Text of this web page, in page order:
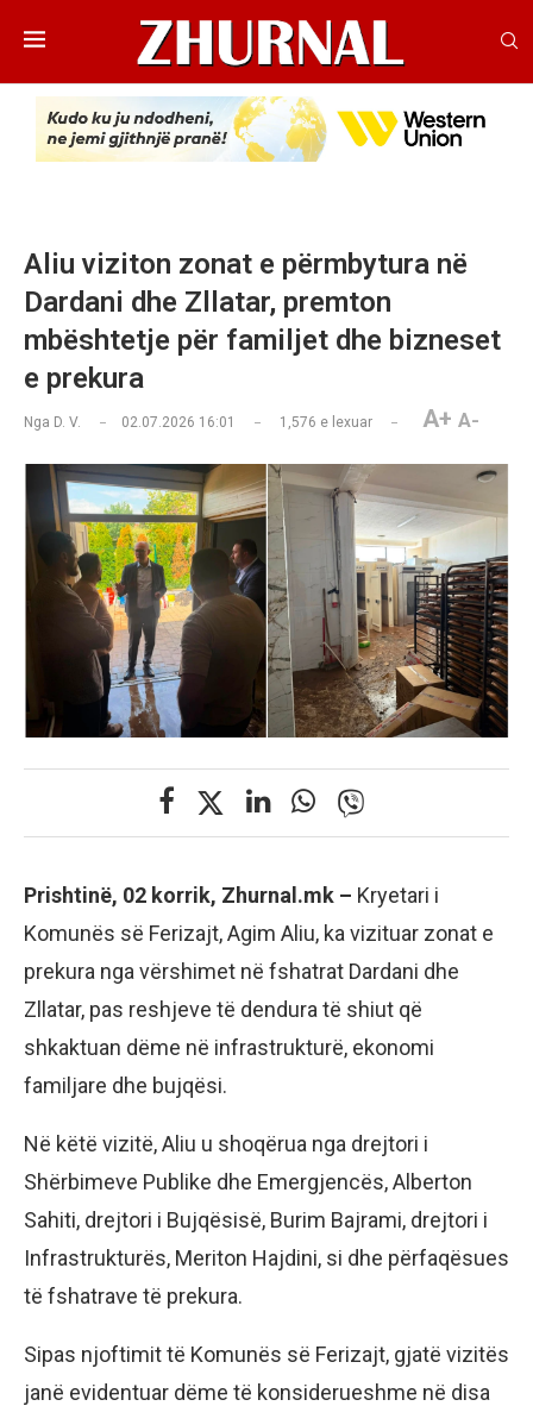
Aliu viziton zonat e përmbytura në
Dardani dhe Zllatar, premton
mbështetje për familjet dhe bizneset
e prekura
Nga D. V. 02.07.2026 16:01 1,576 e lexuar A+ A-
Prishtinë, 02 korrik, Zhurnal.mk – Kryetari i
Komunës së Ferizajt, Agim Aliu, ka vizituar zonat e
prekura nga vërshimet në fshatrat Dardani dhe
Zllatar, pas reshjeve të dendura të shiut që
shkaktuan dëme në infrastrukturë, ekonomi
familjare dhe bujqësi.
Në këtë vizitë, Aliu u shoqërua nga drejtori i
Shërbimeve Publike dhe Emergjencës, Alberton
Sahiti, drejtori i Bujqësisë, Burim Bajrami, drejtori i
Infrastrukturës, Meriton Hajdini, si dhe përfaqësues
të fshatrave të prekura.
Sipas njoftimit të Komunës së Ferizajt, gjatë vizitës
janë evidentuar dëme të konsiderueshme në disa